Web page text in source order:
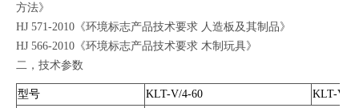
方法》
HJ 571-2010《环境标志产品技术要求 人造板及其制品》
HJ 566-2010《环境标志产品技术要求 木制玩具》
二，技术参数
型号 KLT-V/4-60
KLT-V/6-